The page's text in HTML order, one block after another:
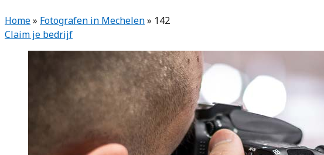
Home» Fotografen in Mechelen» 142
Claim je bedrijf